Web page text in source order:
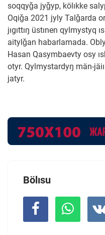
soqqyǧa jyǧyp, kölıkke
Oqiǧa 2021 jyly Talǧarda
jıgıttıŋ üstınen qylmystyq
aitylǧan habarlamada.
Hasan Qasymbaevty osy
otyr. Qylmystardyŋ män-
jatyr.
Bölısu